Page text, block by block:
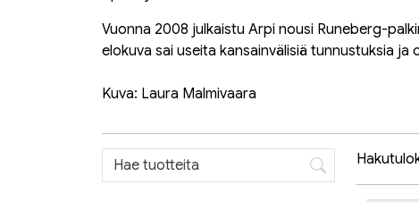
Vuonna 2008 julkaistu Arpi nousi Runeberg-
elokuva sai useita kansainvälisiä tunnustuksia
Kuva: Laura Malmivaara